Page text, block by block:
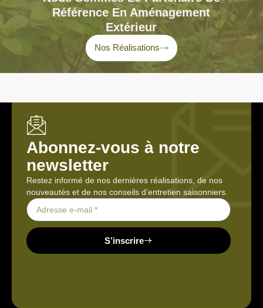
Référence En Aménagement
Extérieur
Nos Réalisations
Abonnez-vous à notre
newsletter
Restez informé de nos dernières réalisations, de nos
nouveautés et de nos conseils d’entretien saisonniers.
S’inscrire